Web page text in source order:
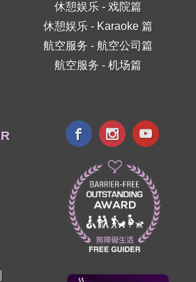
休憩娱乐 - 戏院篇
休憩娱乐 - Karaoke 篇
航空服务 - 航空公司篇
航空服务 - 机场篇